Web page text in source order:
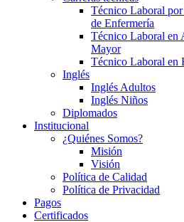
Técnico Laboral
de Enfermería
Técnico Laboral en
Mayor
Técnico Laboral en
Inglés
Inglés Adultos
Inglés Niños
Diplomados
Institucional
¿Quiénes Somos?
Misión
Visión
Política de Calidad
Política de Privacidad
Pagos
Certificados